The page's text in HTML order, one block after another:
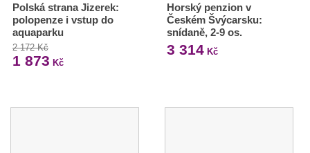
Polská strana Jizerek:
polopenze i vstup do
aquaparku
2 172 Kč
1 873 Kč
Horský penzion v
Českém Švýcarsku:
snídaně, 2-9 os.
3 314Kč